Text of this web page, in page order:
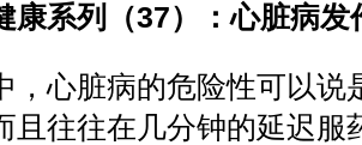
康系列（37）：心脏病发
，心脏病的危险性可以说
且往往在几分钟的延迟服